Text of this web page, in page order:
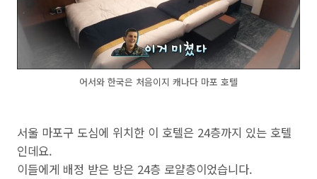
어서와 한국은 처음이지 캐나다 마포 호텔
서울 마포구 도심에 위치한 이 호텔은 24층까지 있는 호텔
인데요.
이들에게 배정 받은 방은 24층 로얄층이었습니다.